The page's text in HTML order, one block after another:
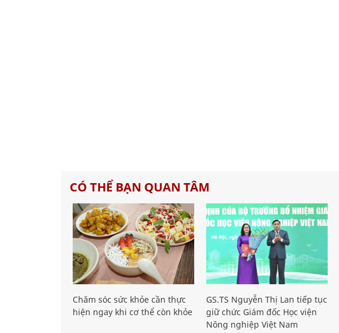
CÓ THỂ BẠN QUAN TÂM
Chăm sóc sức khỏe cần thực
hiện ngay khi cơ thể còn khỏe
GS.TS Nguyễn Thị Lan tiếp tục
giữ chức Giám đốc Học viện
Nông nghiệp Việt Nam